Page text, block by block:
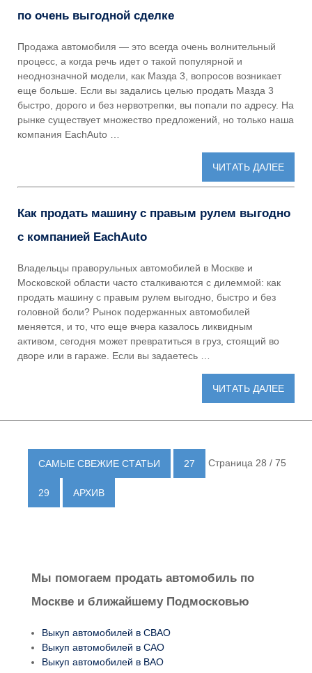
по очень выгодной сделке
Продажа автомобиля — это всегда очень волнительный
процесс, а когда речь идет о такой популярной и
неоднозначной модели, как Мазда 3, вопросов возникает
еще больше. Если вы задались целью продать Мазда 3
быстро, дорого и без нервотрепки, вы попали по адресу. На
рынке существует множество предложений, но только наша
компания EachAuto …
ЧИТАТЬ ДАЛЕЕ
Как продать машину с правым рулем выгодно
с компанией EachAuto
Владельцы праворульных автомобилей в Москве и
Московской области часто сталкиваются с дилеммой: как
продать машину с правым рулем выгодно, быстро и без
головной боли? Рынок подержанных автомобилей
меняется, и то, что еще вчера казалось ликвидным
активом, сегодня может превратиться в груз, стоящий во
дворе или в гараже. Если вы задаетесь …
ЧИТАТЬ ДАЛЕЕ
САМЫЕ СВЕЖИЕ СТАТЬИ 27 Страница 28 / 75
29 АРХИВ
Мы помогаем продать автомобиль по
Москве и ближайшему Подмосковью
Выкуп автомобилей в СВАО
Выкуп автомобилей в САО
Выкуп автомобилей в ВАО